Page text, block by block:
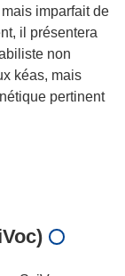
imparfait de
il présentera
non
kéas, mais
pertinent